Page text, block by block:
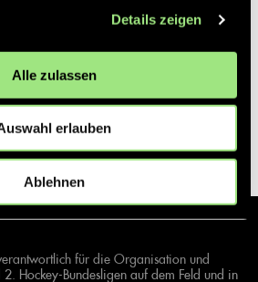
Details zeigen
Alle zulassen
erlauben
Ablehnen
für die Organisation und
Hockey-Bundesligen auf dem Feld und in